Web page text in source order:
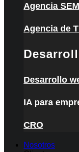
Agencia
Agencia de
Desarrollo
IA para
CRO
Nosotros